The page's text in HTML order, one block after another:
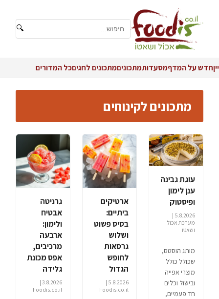
🔍
ייןחדש על המדףמסעדותמתכוניםמתכונים לחגיםכל המדורים
מתכונים לקינוחים
עוגת גבינה
ענן לימון
ופיסטוק
5.8.2026 |
מערכת אכול
ושאטו
מותג הוסטס,
שכולל כולל
מוצרי אפייה
ובישול וכלים
חד פעמיים,
ארטיקים
ביתיים:
בסיס פשוט
ושלוש
גרסאות
לחופש
הגדול
5.8.2026 |
Foodis.co.il
גרניטה
אבטיח
ולימון:
ארבעה
מרכיבים,
אפס מכונת
גלידה
3.8.2026 |
Foodis.co.il